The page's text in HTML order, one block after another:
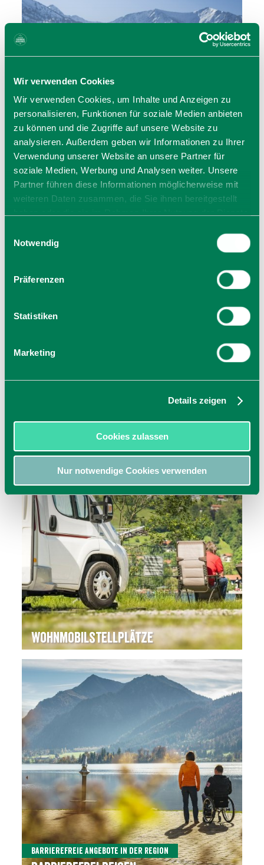
Wir verwenden Cookies
Wir verwenden Cookies, um Inhalte und Anzeigen zu
personalisieren, Funktionen für soziale Medien anbieten
zu können und die Zugriffe auf unsere Website zu
analysieren. Außerdem geben wir Informationen zu Ihrer
Verwendung unserer Website an unsere Partner für
soziale Medien, Werbung und Analysen weiter. Unsere
Partner führen diese Informationen möglicherweise mit
weiteren Daten zusammen, die Sie ihnen bereitgestellt
Cookies, wenn Sie unsere Webseite weiterhin nutzen.
Notwendig
Präferenzen
Statistiken
Marketing
Details zeigen
Cookies zulassen
Nur notwendige Cookies verwenden
Schneebericht Fischbachau
Wohnmobilstellplätze
Barrierefreie Angebote in der Region